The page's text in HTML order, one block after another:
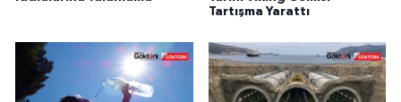
Tartışma Yarattı